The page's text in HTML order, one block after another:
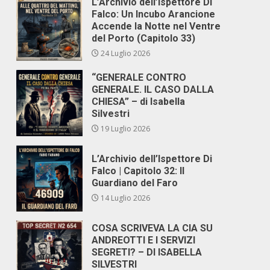
Falco: Un Incubo Arancione
Accende la Notte nel Ventre
del Porto (Capitolo 33)
24 Luglio 2026
“GENERALE CONTRO
GENERALE. IL CASO DALLA
CHIESA” – di Isabella
Silvestri
19 Luglio 2026
L’Archivio dell’Ispettore Di
Falco | Capitolo 32: Il
Guardiano del Faro
14 Luglio 2026
COSA SCRIVEVA LA CIA SU
ANDREOTTI E I SERVIZI
SEGRETI? – DI ISABELLA
SILVESTRI